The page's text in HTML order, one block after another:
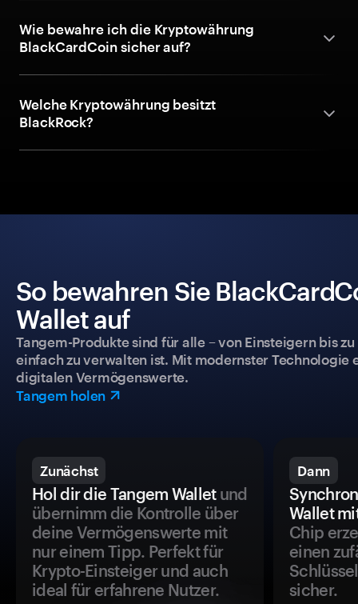
Wie bewahre ich die Kryptowährung
BlackCardCoin sicher auf?
Welche Kryptowährung besitzt
BlackRock?
So bewahren Sie
Wallet auf
Tangem-Produkte sind für alle – von Einsteigern bis
einfach zu verwalten ist. Mit modernster
digitalen Vermögenswerte.
Tangem holen
Zunächst
Hol dir die Tangem Walletund
übernimm die Kontrolle über
deine Vermögenswerte mit
nur einem Tipp. Perfekt für
Krypto-Einsteiger und auch
ideal für erfahrene Nutzer.
Dann
Wallet
Chip
einen
sicher.